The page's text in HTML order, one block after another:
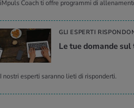
iMpuls Coach ti offre programmi di
GLI ESPERTI
Le tue do­man­de
I nostri esperti saranno lieti di risponderti.